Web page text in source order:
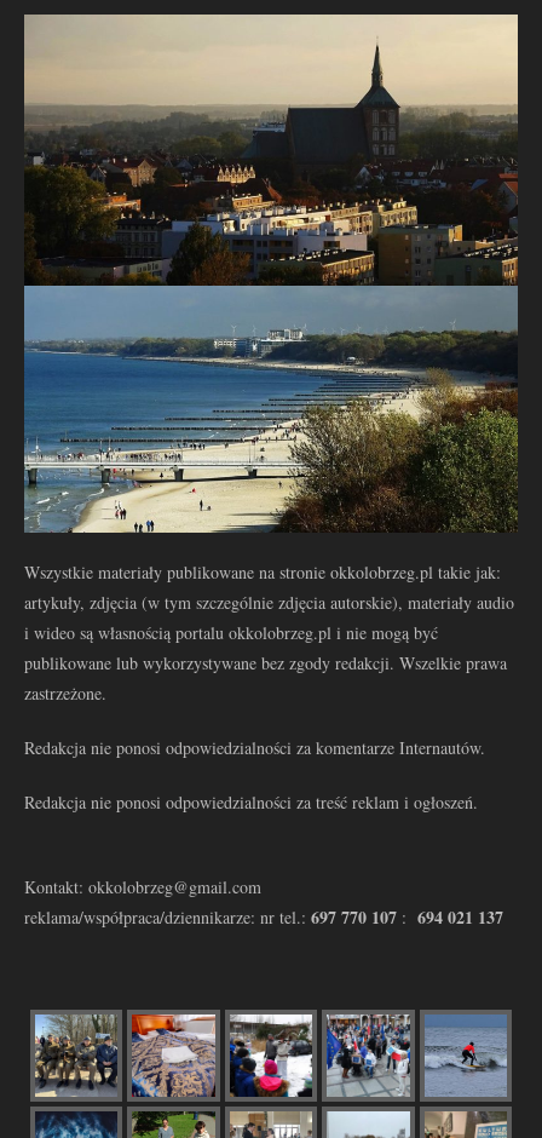
Wszystkie materiały publikowane na stronie okkolobrzeg.pl takie jak:
artykuły, zdjęcia (w tym szczególnie zdjęcia autorskie), materiały audio
i wideo są własnością portalu okkolobrzeg.pl i nie mogą być
publikowane lub wykorzystywane bez zgody redakcji. Wszelkie prawa
zastrzeżone.
Redakcja nie ponosi odpowiedzialności za komentarze Internautów.
Redakcja nie ponosi odpowiedzialności za treść reklam i ogłoszeń.
Kontakt: okkolobrzeg@gmail.com
reklama/współpraca/dziennikarze: nr tel.: 697 770 107 : 694 021 137